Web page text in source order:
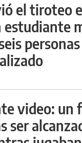
el tiroteo
estudiante
video: un
ser